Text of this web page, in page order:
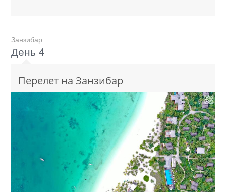
Занзибар
День 4
Перелет на Занзибар